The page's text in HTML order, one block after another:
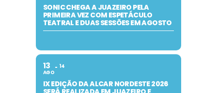
SONIC CHEGA A JUAZEIRO PELA
PRIMEIRA VEZ COM ESPETÁCULO
TEATRAL E DUAS SESSÕES EM AGOSTO
13
AGO
14
IX EDIÇÃO DA ALCAR NORDESTE 2026